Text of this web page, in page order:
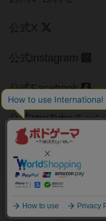
公式X
公式instagram
公式Facebook
公式YouTubeチャ